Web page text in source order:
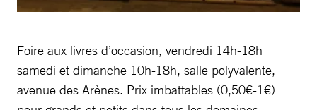
Foire aux livres d’occasion, vendredi 14h-18h
samedi et dimanche 10h-18h, salle polyvalente,
avenue des Arènes. Prix imbattables (0,50€-1€)